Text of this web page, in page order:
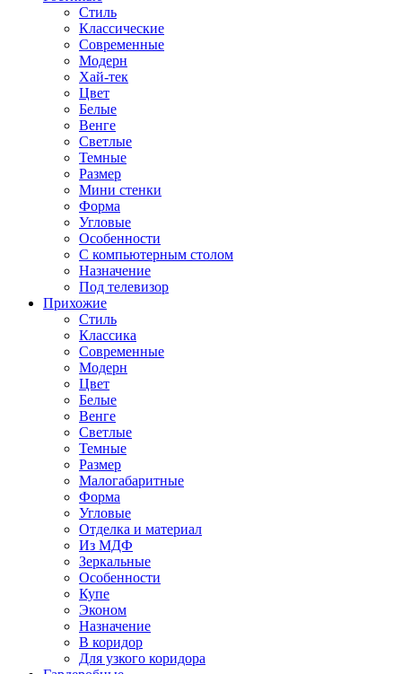
Стиль
Классические
Современные
Модерн
Хай-тек
Цвет
Белые
Венге
Светлые
Темные
Размер
Мини стенки
Форма
Угловые
Особенности
С компьютерным столом
Назначение
Под телевизор
Прихожие
Стиль
Классика
Современные
Модерн
Цвет
Белые
Венге
Светлые
Темные
Размер
Малогабаритные
Форма
Угловые
Отделка и материал
Из МДФ
Зеркальные
Особенности
Купе
Эконом
Назначение
В коридор
Для узкого коридора